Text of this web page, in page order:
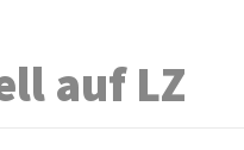
auf LZ